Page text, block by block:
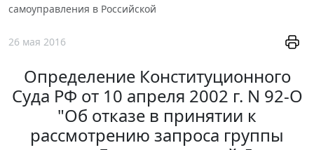
самоуправления в Российской
26 мая 2016
Определение Конституционного
Суда РФ от 10 апреля 2002 г. N 92-О
"Об отказе в принятии к
рассмотрению запроса группы